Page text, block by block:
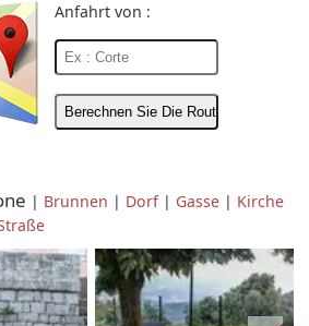
Anfahrt von :
| Brunnen | Dorf| Gasse | Kirche